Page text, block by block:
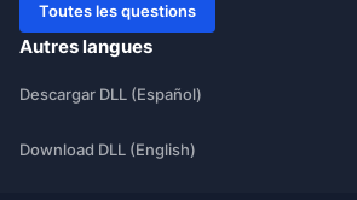
Toutes les questions
Autres langues
Descargar DLL (Español)
Download DLL (English)